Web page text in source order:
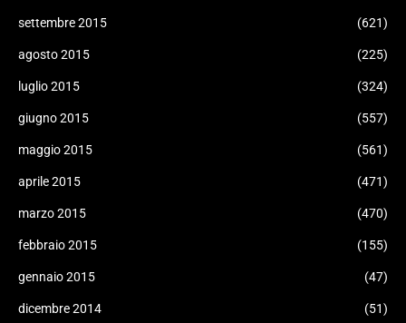
settembre 2015 (621)
agosto 2015 (225)
luglio 2015 (324)
giugno 2015 (557)
maggio 2015 (561)
aprile 2015 (471)
marzo 2015 (470)
febbraio 2015 (155)
gennaio 2015 (47)
dicembre 2014 (51)